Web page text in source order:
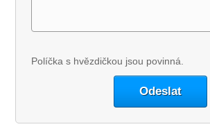
Políčka s hvězdičkou jsou povinná.